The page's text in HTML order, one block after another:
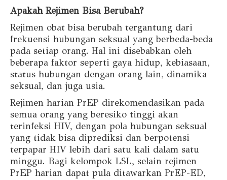
Apakah Rejimen Bisa Berubah?
Rejimen obat bisa berubah tergantung dari
frekuensi hubungan seksual yang berbeda-beda
pada setiap orang. Hal ini disebabkan oleh
beberapa faktor seperti gaya hidup, kebiasaan,
status hubungan dengan orang lain, dinamika
seksual, dan juga usia.
Rejimen harian PrEP direkomendasikan pada
semua orang yang beresiko tinggi akan
terinfeksi HIV, dengan pola hubungan seksual
yang tidak bisa diprediksi dan berpotensi
terpapar HIV lebih dari satu kali dalam satu
minggu. Bagi kelompok LSL, selain rejimen
PrEP harian dapat pula ditawarkan PrEP-ED,